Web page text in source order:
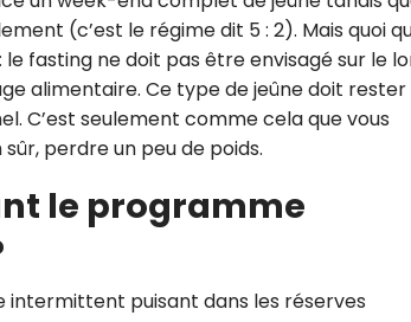
(c’est le régime dit 5 : 2). Mais quoi
fasting ne doit pas être envisagé sur le
alimentaire. Ce type de jeûne doit rester
C’est seulement comme cela que vous
perdre un peu de poids.
le programme
intermittent puisant dans les réserves